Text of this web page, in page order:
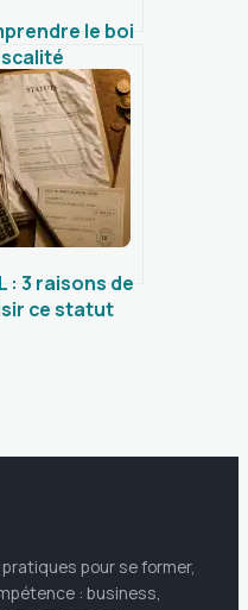
le boi
et bien
: 3 raisons de
ce statut
pour se former,
: business,